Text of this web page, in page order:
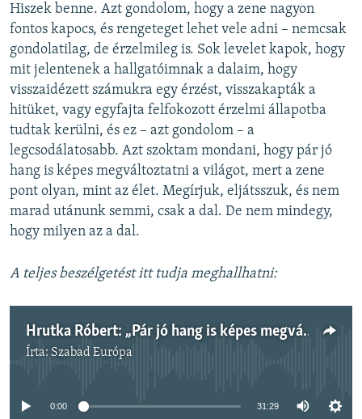
Hiszek benne. Azt gondolom, hogy a zene nagyon
fontos kapocs, és rengeteget lehet vele adni – nemcsak
gondolatilag, de érzelmileg is. Sok levelet kapok, hogy
mit jelentenek a hallgatóimnak a dalaim, hogy
visszaidézett számukra egy érzést, visszakapták a
hitüket, vagy egyfajta felfokozott érzelmi állapotba
tudtak kerülni, és ez – azt gondolom – a
legcsodálatosabb. Azt szoktam mondani, hogy pár jó
hang is képes megváltoztatni a világot, mert a zene
pont olyan, mint az élet. Megírjuk, eljátsszuk, és nem
marad utánunk semmi, csak a dal. De nem mindegy,
hogy milyen az a dal.
A teljes beszélgetést itt tudja meghallhatni:
Hrutka Róbert: „Pár jó hang is képes megváltoztatni a világot”
Írta: Szabad Európa
Jelenleg nincs elérhető tartalom
0:00 31:29